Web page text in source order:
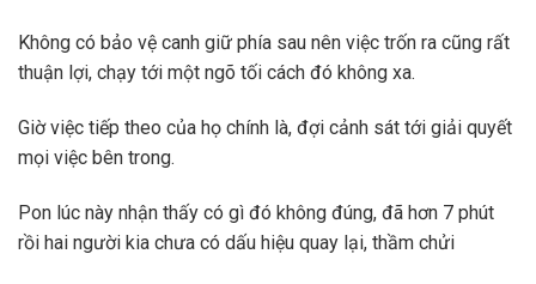
Không có bảo vệ canh giữ phía sau nên việc trốn ra cũng rất
thuận lợi, chạy tới một ngõ tối cách đó không xa.
Giờ việc tiếp theo của họ chính là, đợi cảnh sát tới giải quyết
mọi việc bên trong.
Pon lúc này nhận thấy có gì đó không đúng, đã hơn 7 phút
rồi hai người kia chưa có dấu hiệu quay lại, thầm chửi